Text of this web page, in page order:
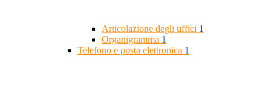
Articolazione degli uffici 1
Organigramma 1
Telefono e posta elettronica 1